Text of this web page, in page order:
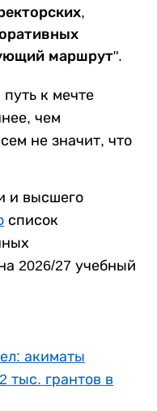
маршрут".
к мечте
чем
не значит, что
и высшего
список
2026/27 учебный
акиматы
тыс. грантов в